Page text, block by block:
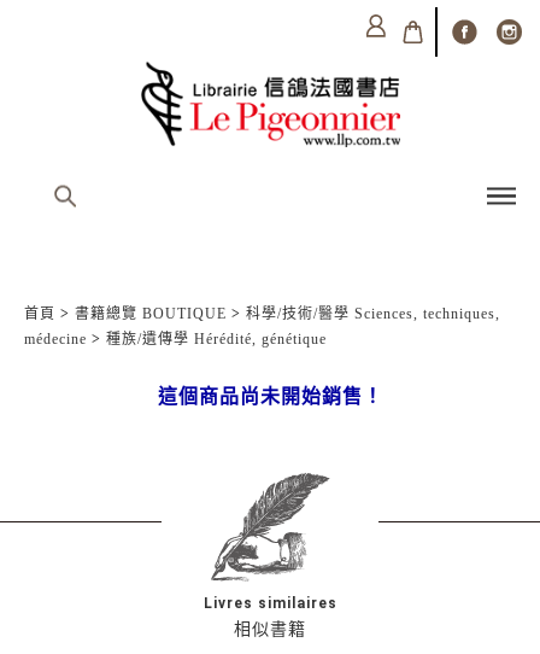
首頁 > 書籍總覽 BOUTIQUE > 科學/技術/醫學 Sciences, techniques,
médecine > 種族/遺傳學 Hérédité, génétique
這個商品尚未開始銷售！
相似書籍
Livres similaires